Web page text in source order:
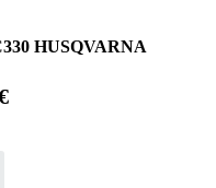
HUSQVARNA